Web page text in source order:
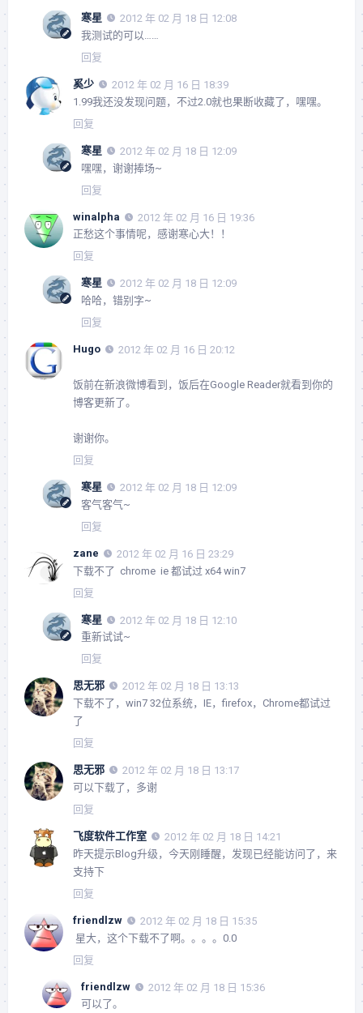
寒星
2012 年 02 月 18 日 12:08
我测试的可以……
回复
奚少
2012 年 02 月 16 日 18:39
1.99我还没发现问题，不过2.0就也果断收藏了，嘿嘿。
回复
寒星
2012 年 02 月 18 日 12:09
嘿嘿，谢谢捧场~
回复
winalpha
2012 年 02 月 16 日 19:36
正愁这个事情呢，感谢寒心大！！
回复
寒星
2012 年 02 月 18 日 12:09
哈哈，错别字~
回复
Hugo 2012 年 02 月 16 日 20:12
饭前在新浪微博看到，饭后在Google Reader就看到你的
博客更新了。
谢谢你。
回复
寒星
2012 年 02 月 18 日 12:09
客气客气~
回复
zane
2012 年 02 月 16 日 23:29
下载不了 chrome ie 都试过 x64 win7
回复
寒星
2012 年 02 月 18 日 12:10
重新试试~
回复
思无邪
2012 年 02 月 18 日 13:13
下载不了，win7 32位系统，IE，firefox，Chrome都试过
了
回复
思无邪
2012 年 02 月 18 日 13:17
可以下载了，多谢
回复
飞度软件工作室
2012 年 02 月 18 日 14:21
昨天提示Blog升级，今天刚睡醒，发现已经能访问了，来
支持下
回复
friendlzw
2012 年 02 月 18 日 15:35
星大，这个下载不了啊。。。。0.0
回复
friendlzw
2012 年 02 月 18 日 15:36
可以了。